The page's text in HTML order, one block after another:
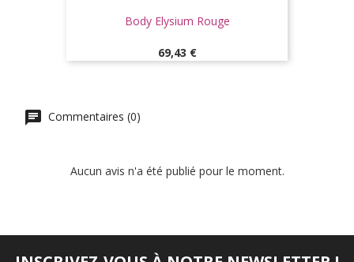
Body Elysium Rouge
Prix
69,43 €
Commentaires (0)
Aucun avis n'a été publié pour le moment.